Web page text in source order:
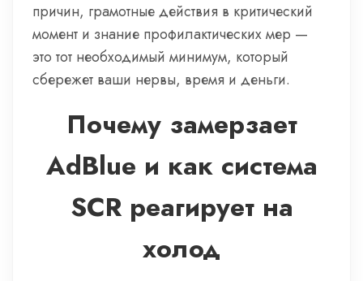
причин, грамотные действия в критический
момент и знание профилактических мер —
это тот необходимый минимум, который
сбережет ваши нервы, время и деньги.
Почему замерзает
AdBlue и как система
SCR реагирует на
холод